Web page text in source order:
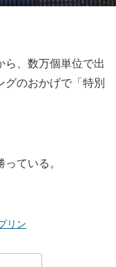
ら、数万個単位で出
グのおかげで「特別
ている。
リン